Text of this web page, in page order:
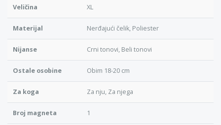
Veličina XL
Materijal Nerđajući čelik, Poliester
Nijanse Crni tonovi, Beli tonovi
Ostale osobine Obim 18-20 cm
Za koga Za nju, Za njega
Broj magneta 1